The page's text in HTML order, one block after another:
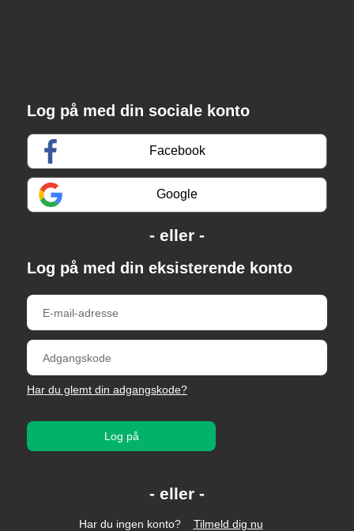
Log på med din sociale konto
Facebook
Google
Log på med din eksisterende konto
Har du glemt din adgangskode?
Log på
Har du ingen konto? Tilmeld dig nu